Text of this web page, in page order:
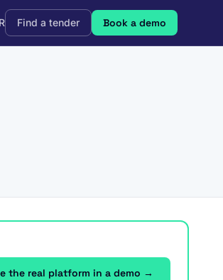
Find a tender Book a demo
the real platform in a demo →